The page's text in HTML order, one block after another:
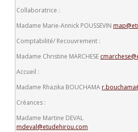
Collaboratrice :
Madame Marie-Annick POUSSEVIN
Comptabilité/ Recouvrement :
Madame Christine MARCHESE
Accueil :
Madame Rhazika BOUCHAMA
Créances :
Madame Martine DEVAL
mdeval@etudehirou.com